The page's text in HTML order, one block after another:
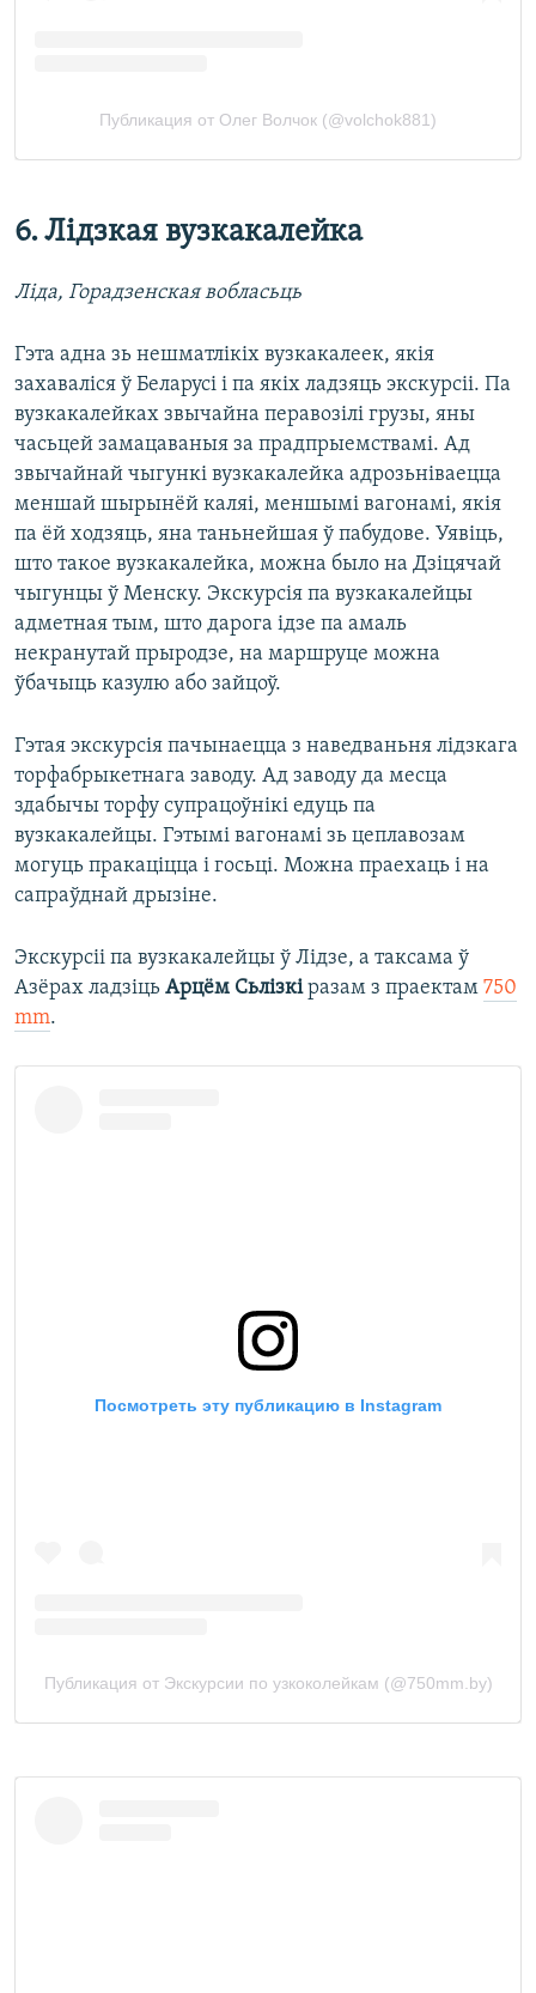
6. Лідзкая вузкакалейка
Ліда, Горадзенская вобласьць
Гэта адна зь нешматлікіх вузкакалеек, якія
захаваліся ў Беларусі і па якіх ладзяць экскурсіі. Па
вузкакалейках звычайна перавозілі грузы, яны
часьцей замацаваныя за прадпрыемствамі. Ад
звычайнай чыгункі вузкакалейка адрозьніваецца
меншай шырынёй каляі, меншымі вагонамі, якія
па ёй ходзяць, яна таньнейшая ў пабудове. Уявіць,
што такое вузкакалейка, можна было на Дзіцячай
чыгунцы ў Менску. Экскурсія па вузкакалейцы
адметная тым, што дарога ідзе па амаль
некранутай прыродзе, на маршруце можна
ўбачыць казулю або зайцоў.
Гэтая экскурсія пачынаецца з наведваньня лідзкага
торфабрыкетнага заводу. Ад заводу да месца
здабычы торфу супрацоўнікі едуць па
вузкакалейцы. Гэтымі вагонамі зь цеплавозам
могуць пракаціцца і госьці. Можна праехаць і на
сапраўднай дрызіне.
Экскурсіі па вузкакалейцы ў Лідзе, а таксама ў
Азёрах ладзіць Арцём Сьлізкіразам з праектам 750
mm.